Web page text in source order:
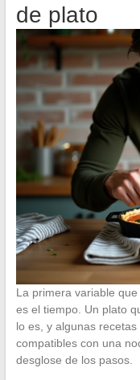
de plato
La primera variable
es el tiempo. Un plato
lo es, y algunas
compatibles con una
desglose de los pasos.